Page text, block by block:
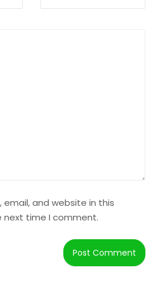
email, and website in this
next time I comment.